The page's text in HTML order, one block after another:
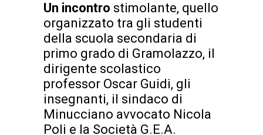
Un incontro stimolante, quello
organizzato tra gli studenti
della scuola secondaria di
primo grado di Gramolazzo, il
dirigente scolastico
professor Oscar Guidi, gli
insegnanti, il sindaco di
Minucciano avvocato Nicola
Poli e la Società G.E.A.